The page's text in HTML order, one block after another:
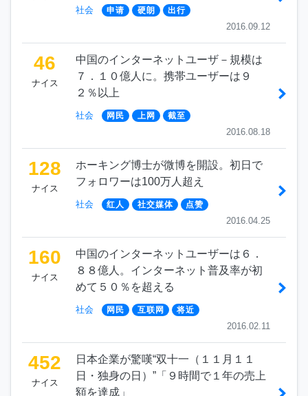
社会 申请 硬朗 出行
2016.09.12
46
ナイス
中国のインターネットユーザ－規模は
７．１０億人に。携帯ユーザーは９
２％以上
社会 网民 上网 截至
2016.08.18
128
ナイス
ホーキング博士が微博を開設。初日で
フォロワーは100万人超え
社会 红人 社交媒体 点赞
2016.04.25
160
ナイス
中国のインターネットユーザーは６．
８８億人。インターネット普及率が初
めて５０％を超える
社会 网民 互联网 将近
2016.02.11
452
ナイス
日本企業が驚嘆“双十一（１１月１１
日・独身の日）”「９時間で１年の売上
額を達成」